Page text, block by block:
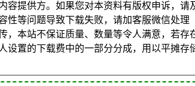
提供方。如果您对本资料有版权申诉，请
等问题导致下载失败，请加客服微信处理
本站不保证质量、数量等令人满意，若存
设置的下载费中的一部分分成，用以平摊